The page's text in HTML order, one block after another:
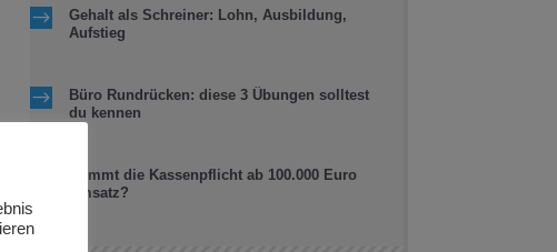
$
Gehalt als Schreiner: Lohn, Ausbildung,
Aufstieg
$
Büro Rundrücken: diese 3 Übungen solltest
du kennen
Kommt die Kassenpflicht ab 100.000 Euro
Umsatz?